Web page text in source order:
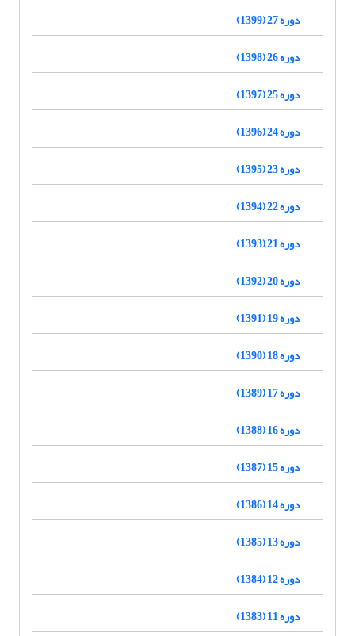
دوره 27 (1399)
دوره 26 (1398)
دوره 25 (1397)
دوره 24 (1396)
دوره 23 (1395)
دوره 22 (1394)
دوره 21 (1393)
دوره 20 (1392)
دوره 19 (1391)
دوره 18 (1390)
دوره 17 (1389)
دوره 16 (1388)
دوره 15 (1387)
دوره 14 (1386)
دوره 13 (1385)
دوره 12 (1384)
دوره 11 (1383)